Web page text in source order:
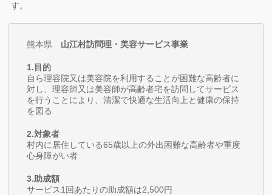
す。
熊本県 山江村訪問理・美容サービス事業
1.目的
自ら理容院又は美容院を利用することが困難な高齢者に
対し、理容師又は美容師が高齢者宅を訪問してサービス
を行うことにより、清潔で快適な生活向上と健康の保持
を図る
2.対象者
村内に居住している65歳以上の外出困難な高齢者や重度
心身障がい者
3.助成額
サービス1回あたりの助成額は2,500円